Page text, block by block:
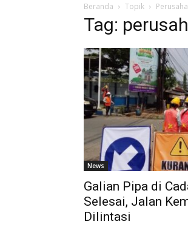
Beranda Topik
Tag:
News
Galian Pipa di
Selesai, Jalan
Dilintasi